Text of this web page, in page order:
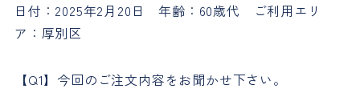
日付：2025年2月20日 年齢：60歳代 ご利用エリ
ア：厚別区
【Q1】今回のご注文内容をお聞かせ下さい。